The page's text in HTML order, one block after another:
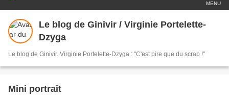
MENU
Le blog de Ginivir / Virginie Portelette-
Dzyga
Le blog de Ginivir. Virginie Portelette-Dzyga : "C'est pire que du scrap !"
Mini portrait